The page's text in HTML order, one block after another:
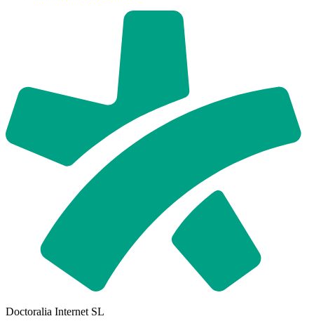
Doctoralia Internet SL